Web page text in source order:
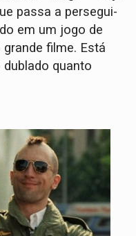
passa a persegui-
em um jogo de
filme. Está
dublado quanto